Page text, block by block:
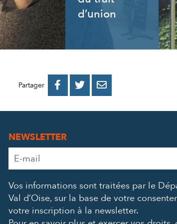
d’union
Partager 
PARTAGER
PARTAGER
PARTAGER
NEWSLETTER
Adresse
e-
*
Vos informations sont traitées par le
Val d’Oise, sur la base de votre
votre inscription à la newsletter.